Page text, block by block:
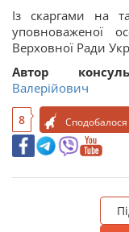
Із скаргами на
уповноваженої
Верховної Ради
Автор
Валерійович
8 Сподобалося